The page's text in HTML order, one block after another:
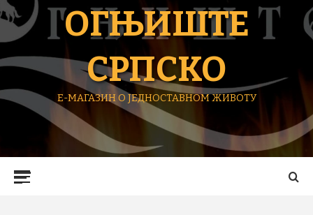
ОГЊИШТЕ
СРПСКО
Е-МАГАЗИН О ЈЕДНОСТАВНОМ ЖИВОТУ